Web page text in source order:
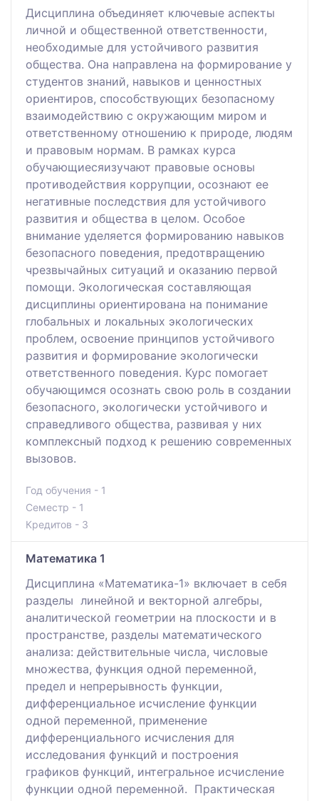
Дисциплина объединяет ключевые аспекты
личной и общественной ответственности,
необходимые для устойчивого развития
общества. Она направлена на формирование у
студентов знаний, навыков и ценностных
ориентиров, способствующих безопасному
взаимодействию с окружающим миром и
ответственному отношению к природе, людям
и правовым нормам. В рамках курса
обучающиесяизучают правовые основы
противодействия коррупции, осознают ее
негативные последствия для устойчивого
развития и общества в целом. Особое
внимание уделяется формированию навыков
безопасного поведения, предотвращению
чрезвычайных ситуаций и оказанию первой
помощи. Экологическая составляющая
дисциплины ориентирована на понимание
глобальных и локальных экологических
проблем, освоение принципов устойчивого
развития и формирование экологически
ответственного поведения. Курс помогает
обучающимся осознать свою роль в создании
безопасного, экологически устойчивого и
справедливого общества, развивая у них
комплексный подход к решению современных
вызовов.
Год обучения - 1
Семестр - 1
Кредитов - 3
Математика 1
Дисциплина «Математика-1» включает в себя
разделы линейной и векторной алгебры,
аналитической геометрии на плоскости и в
пространстве, разделы математического
анализа: действительные числа, числовые
множества, функция одной переменной,
предел и непрерывность функции,
дифференциальное исчисление функции
одной переменной, применение
дифференциального исчисления для
исследования функций и построения
графиков функций, интегральное исчисление
функции одной переменной. Практическая